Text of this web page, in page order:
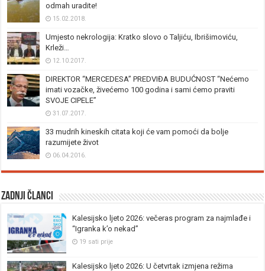
odmah uradite!
15.02.2018.
Umjesto nekrologija: Kratko slovo o Taljiću, Ibrišimoviću,
Krleži…
12.10.2017.
DIREKTOR “MERCEDESA” PREDVIĐA BUDUĆNOST “Nećemo
imati vozačke, živećemo 100 godina i sami ćemo praviti
SVOJE CIPELE”
31.07.2017.
33 mudrih kineskih citata koji će vam pomoći da bolje
razumijete život
06.04.2016.
Zadnji članci
Kalesijsko ljeto 2026: večeras program za najmlađe i
“Igranka k’o nekad”
19 sati prije
Kalesijsko ljeto 2026: U četvrtak izmjena režima